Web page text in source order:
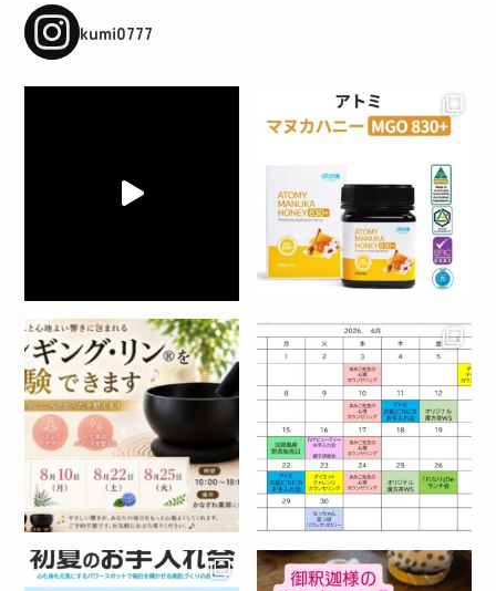
kumi0777